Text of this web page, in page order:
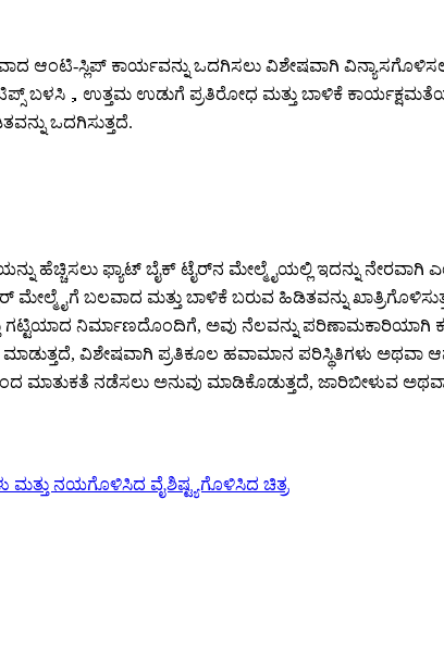
ಆಂಟಿ-ಸ್ಲಿಪ್ ಕಾರ್ಯವನ್ನು ಒದಗಿಸಲು ವಿಶೇಷವಾಗಿ
ಬಳಸಿ，ಉತ್ತಮ ಉಡುಗೆ ಪ್ರತಿರೋಧ ಮತ್ತು ಬಾಳಿಕೆ
ಒದಗಿಸುತ್ತದೆ.
ಹೆಚ್ಚಿಸಲು ಫ್ಯಾಟ್ ಬೈಕ್ ಟೈರ್‌ನ ಮೇಲ್ಮೈಯಲ್ಲಿ ಇದನ್ನು
ಮೇಲ್ಮೈಗೆ ಬಲವಾದ ಮತ್ತು ಬಾಳಿಕೆ ಬರುವ ಹಿಡಿತವನ್ನು
ಗಟ್ಟಿಯಾದ ನಿರ್ಮಾಣದೊಂದಿಗೆ, ಅವು ನೆಲವನ್ನು ಪರಿಣಾಮಕಾರಿಯಾಗಿ
ವಿಶೇಷವಾಗಿ ಪ್ರತಿಕೂಲ ಹವಾಮಾನ ಪರಿಸ್ಥಿತಿಗಳು
ಮಾತುಕತೆ ನಡೆಸಲು ಅನುವು ಮಾಡಿಕೊಡುತ್ತದೆ, ಜಾರಿಬೀಳುವ